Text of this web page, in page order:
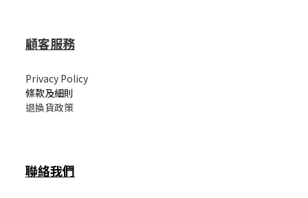
顧客服務
Privacy Policy
條款及細則
退換貨政策
聯絡我們